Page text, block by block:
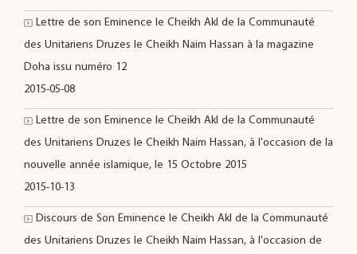
Lettre de son Eminence le Cheikh Akl de la Communauté
des Unitariens Druzes le Cheikh Naim Hassan à la magazine
Doha issu numéro 12
2015-05-08
Lettre de son Eminence le Cheikh Akl de la Communauté
des Unitariens Druzes le Cheikh Naim Hassan, à l'occasion de la
nouvelle année islamique, le 15 Octobre 2015
2015-10-13
Discours de Son Eminence le Cheikh Akl de la Communauté
des Unitariens Druzes le Cheikh Naim Hassan, à l'occasion de